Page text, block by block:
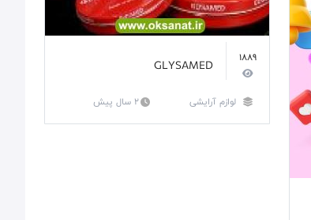
1889
GLYSAMED
لوازم آرایشی 2 سال پیش